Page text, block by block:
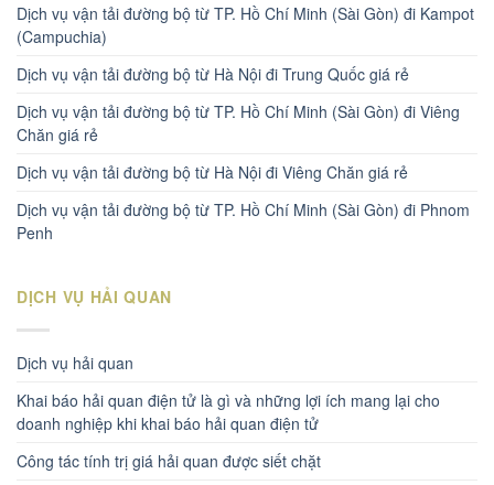
Dịch vụ vận tải đường bộ từ TP. Hồ Chí Minh (Sài Gòn) đi Kampot
(Campuchia)
Dịch vụ vận tải đường bộ từ Hà Nội đi Trung Quốc giá rẻ
Dịch vụ vận tải đường bộ từ TP. Hồ Chí Minh (Sài Gòn) đi Viêng
Chăn giá rẻ
Dịch vụ vận tải đường bộ từ Hà Nội đi Viêng Chăn giá rẻ
Dịch vụ vận tải đường bộ từ TP. Hồ Chí Minh (Sài Gòn) đi Phnom
Penh
DỊCH VỤ HẢI QUAN
Dịch vụ hải quan
Khai báo hải quan điện tử là gì và những lợi ích mang lại cho
doanh nghiệp khi khai báo hải quan điện tử
Công tác tính trị giá hải quan được siết chặt